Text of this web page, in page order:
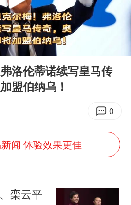
小时不关空调 电费会更低吗
中国养老床位“三连降”
粮液渠道价一箱上涨近百元
被曝已秘密设立古巴工作组
洛伦蒂诺续写皇马传
盟伯纳乌！
0
闻 体验效果更佳
栾云平